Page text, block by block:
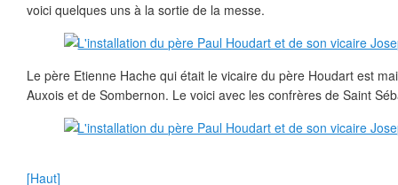
voici quelques uns à la sortie de la messe.
Le père Etienne Hache qui était le vicaire du père Houdart est
Auxois et de Sombernon. Le voici avec les confrères de Saint
[Haut]